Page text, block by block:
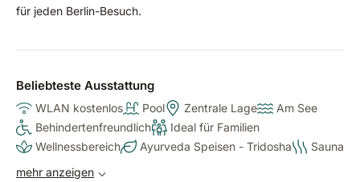
für jeden Berlin-Besuch.
Beliebteste Ausstattung
WLAN kostenlos Pool Zentrale Lage
Am See
Behindertenfreundlich
Ideal für Familien
Wellnessbereich
Ayurveda Speisen - Tridosha
Sauna
mehr anzeigen